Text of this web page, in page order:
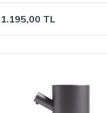
1.195,00 TL